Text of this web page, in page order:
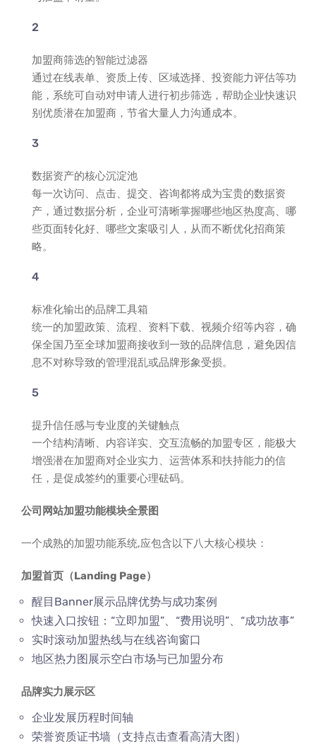
加盟商筛选的智能过滤器
通过在线表单、资质上传、区域选择、投资能力评估等功
能，系统可自动对申请人进行初步筛选，帮助企业快速识
别优质潜在加盟商，节省大量人力沟通成本。
数据资产的核心沉淀池
每一次访问、点击、提交、咨询都将成为宝贵的数据资
产，通过数据分析，企业可清晰掌握哪些地区热度高、哪
些页面转化好、哪些文案吸引人，从而不断优化招商策
略。
标准化输出的品牌工具箱
统一的加盟政策、流程、资料下载、视频介绍等内容，确
保全国乃至全球加盟商接收到一致的品牌信息，避免因信
息不对称导致的管理混乱或品牌形象受损。
提升信任感与专业度的关键触点
一个结构清晰、内容详实、交互流畅的加盟专区，能极大
增强潜在加盟商对企业实力、运营体系和扶持能力的信
任，是促成签约的重要心理砝码。
公司网站加盟功能模块全景图
一个成熟的加盟功能系统,应包含以下八大核心模块：
加盟首页（Landing Page）
醒目Banner展示品牌优势与成功案例
快速入口按钮：“立即加盟”、“费用说明”、“成功故事”
实时滚动加盟热线与在线咨询窗口
地区热力图展示空白市场与已加盟分布
品牌实力展示区
企业发展历程时间轴
荣誉资质证书墙（支持点击查看高清大图）